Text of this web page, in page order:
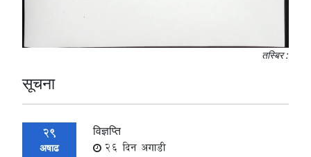
तस्बिर :
सूचना
29
अषाढ
विज्ञप्ति
26 दिन अगाडी